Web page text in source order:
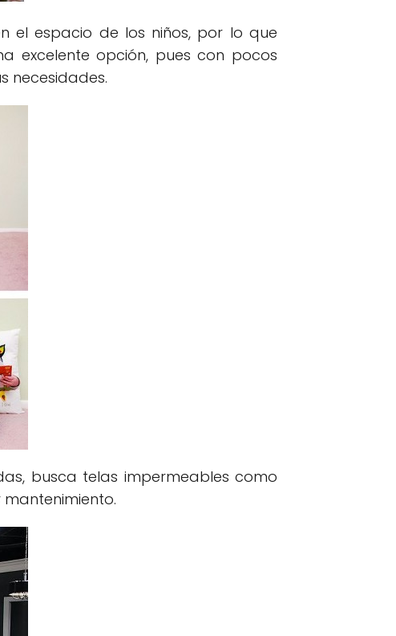
el espacio de los niños, por lo que
excelente opción, pues con pocos
necesidades.
busca telas impermeables como